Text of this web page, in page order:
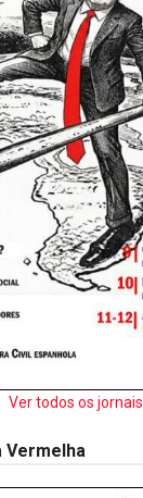
Ver todos os jornais
Vermelha